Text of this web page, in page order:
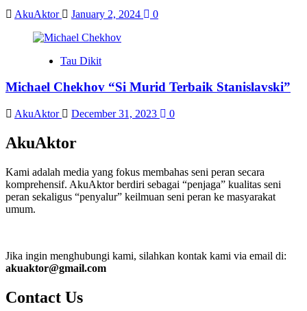
AkuAktor January 2, 2024 0
Tau Dikit
Michael Chekhov “Si Murid Terbaik Stanislavski”
AkuAktor December 31, 2023 0
AkuAktor
Kami adalah media yang fokus membahas seni peran secara
komprehensif. AkuAktor berdiri sebagai “penjaga” kualitas seni
peran sekaligus “penyalur” keilmuan seni peran ke masyarakat
umum.
Jika ingin menghubungi kami, silahkan kontak kami via email di:
akuaktor@gmail.com
Contact Us